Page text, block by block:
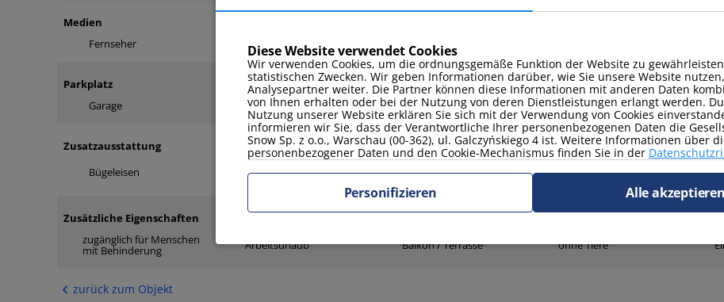
Medien
Fernseher
Internet Kabelfernsehen/Sat-TV
Parkplatz
Garage
Zusatzausstattung
Bügeleisen
Klimaanlage Handtücher Gartenmöbel
Zusätzliche Eigenschaften
zugänglich für Menschen
mit Behinderung Arbeitsurlaub Balkon / Terrasse ohne Tiere
zurück zum Objekt
Diese Website verwendet Cookies
Wir verwenden Cookies, um die ordnungsgemäße Funktion der Website zu
statistischen Zwecken. Wir geben Informationen darüber, wie Sie unsere Website
Analysepartner weiter. Die Partner können diese Informationen mit anderen Daten
von Ihnen erhalten oder bei der Nutzung von deren Dienstleistungen erlangt werden.
Nutzung unserer Website erklären Sie sich mit der Verwendung von Cookies
informieren wir Sie, dass der Verantwortliche Ihrer personenbezogenen Daten die
Snow Sp. z o.o., Warschau (00-362), ul. Galczyńskiego 4 ist. Weitere Informationen über
personenbezogener Daten und den Cookie-Mechanismus finden Sie in der
Personifizieren Alle akzeptieren